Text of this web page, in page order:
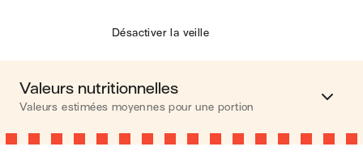
Désactiver la veille
Valeurs nutritionnelles
Valeurs estimées moyennes pour une portion
Calories 547 kcal